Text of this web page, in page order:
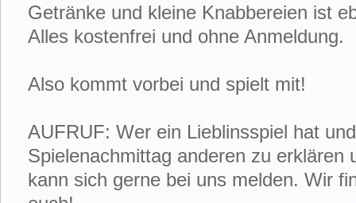
Getränke und kleine Knabbereien ist
Alles kostenfrei und ohne Anmeldung.
Also kommt vorbei und spielt mit!
AUFRUF: Wer ein Lieblinsspiel hat
Spielenachmittag anderen zu erklären
kann sich gerne bei uns melden. Wir